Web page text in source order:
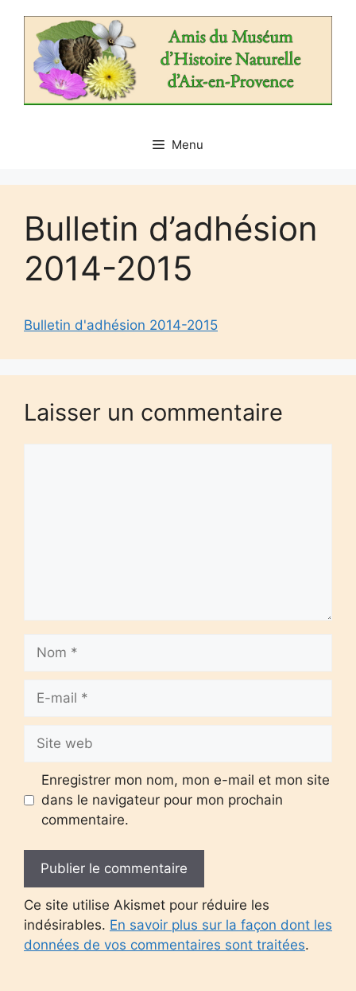
contenu
Menu
Bulletin d’adhésion
2014-2015
Bulletin d'adhésion 2014-2015
Laisser un commentaire
mail
web
Enregistrer mon nom, mon e-mail et mon site
dans le navigateur pour mon prochain
commentaire.
Ce site utilise Akismet pour réduire les
indésirables. En savoir plus sur la façon dont les
données de vos commentaires sont traitées.